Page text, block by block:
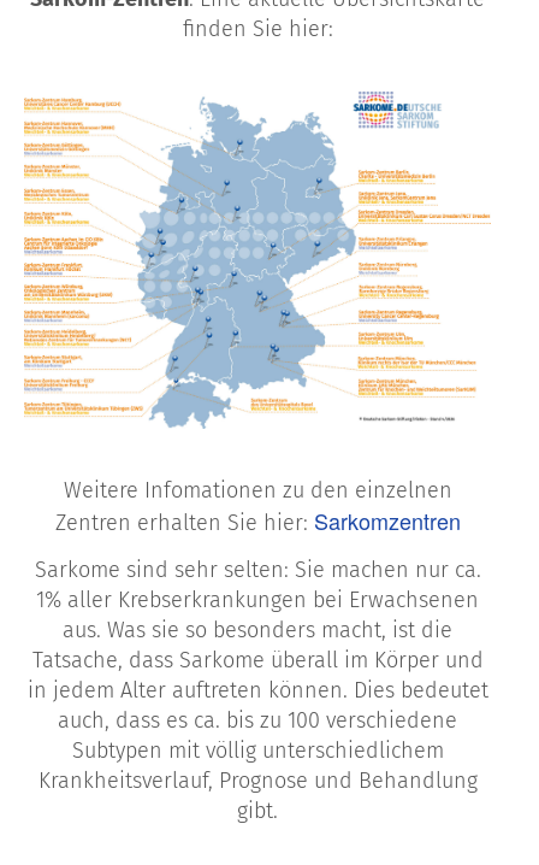
finden Sie hier:
Weitere Infomationen zu den einzelnen
Zentren erhalten Sie hier: Sarkomzentren
Sarkome sind sehr selten: Sie machen nur ca.
1% aller Krebserkrankungen bei Erwachsenen
aus. Was sie so besonders macht, ist die
Tatsache, dass Sarkome überall im Körper und
in jedem Alter auftreten können. Dies bedeutet
auch, dass es ca. bis zu 100 verschiedene
Subtypen mit völlig unterschiedlichem
Krankheitsverlauf, Prognose und Behandlung
gibt.